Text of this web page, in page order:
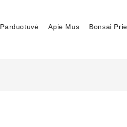
Parduotuvė Apie Mus Bonsai